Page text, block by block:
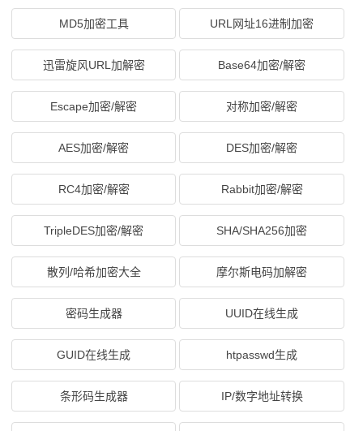
MD5加密工具 URL网址16进制加密
迅雷旋风URL加解密 Base64加密/解密
Escape加密/解密 对称加密/解密
AES加密/解密 DES加密/解密
RC4加密/解密 Rabbit加密/解密
TripleDES加密/解密 SHA/SHA256加密
散列/哈希加密大全 摩尔斯电码加解密
密码生成器 UUID在线生成
GUID在线生成 htpasswd生成
条形码生成器 IP/数字地址转换